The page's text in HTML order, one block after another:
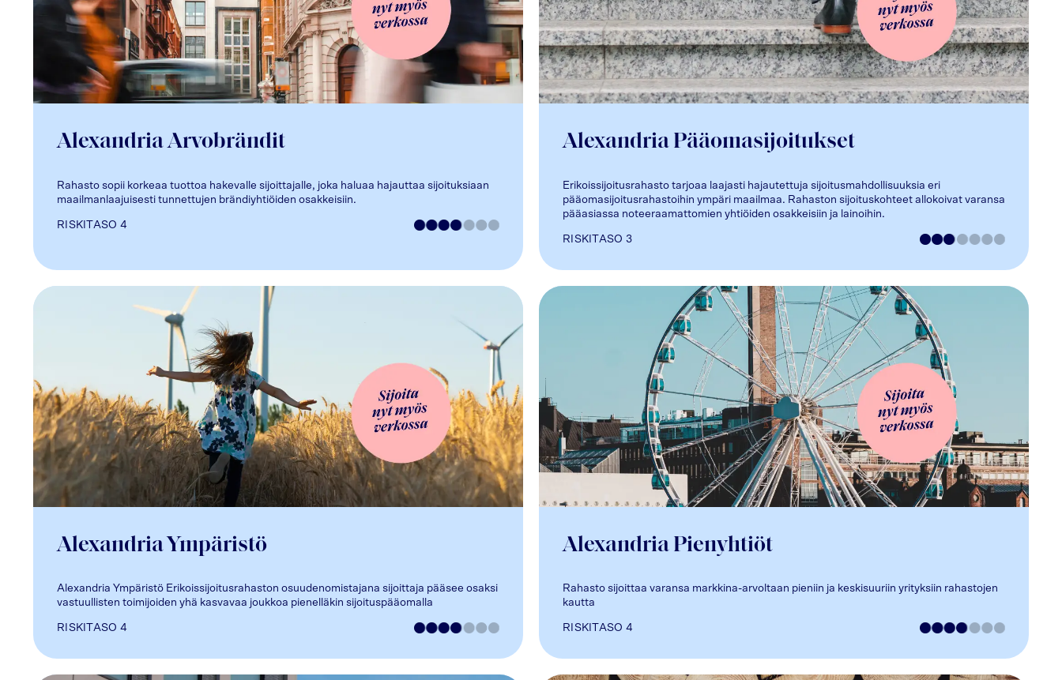
Alexandria Arvobrändit
Rahasto sopii korkeaa tuottoa hakevalle sijoittajalle, joka haluaa hajauttaa sijoituksiaan
maailmanlaajuisesti tunnettujen brändiyhtiöiden osakkeisiin.
RISKITASO 4
Alexandria Pääomasijoitukset
Erikoissijoitusrahasto tarjoaa laajasti hajautettuja sijoitusmahdollisuuksia eri
pääomasijoitusrahastoihin ympäri maailmaa. Rahaston sijoituskohteet allokoivat varansa
pääasiassa noteeraamattomien yhtiöiden osakkeisiin ja lainoihin.
RISKITASO 3
Alexandria Ympäristö
Alexandria Ympäristö Erikoissijoitusrahaston osuudenomistajana sijoittaja pääsee osaksi
vastuullisten toimijoiden yhä kasvavaa joukkoa pienelläkin sijoituspääomalla
RISKITASO 4
Alexandria Pienyhtiöt
Rahasto sijoittaa varansa markkina-arvoltaan pieniin ja keskisuuriin yrityksiin rahastojen
kautta
RISKITASO 4